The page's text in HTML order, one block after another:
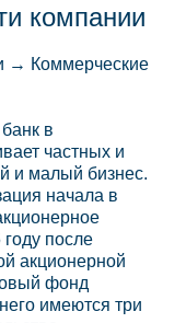
компании
→ Коммерческие
в
частных и
и малый бизнес.
начала в
после
акционерной
фонд
имеются три